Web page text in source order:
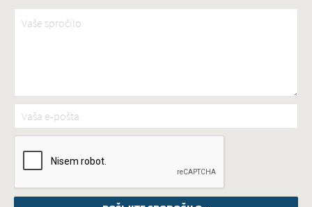
Vaše spročilo*
Vaša e-pošta*